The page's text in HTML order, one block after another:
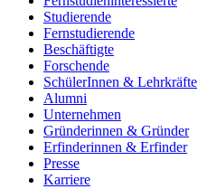
Studierende
Fernstudierende
Beschäftigte
Forschende
SchülerInnen & Lehrkräfte
Alumni
Unternehmen
Gründerinnen & Gründer
Erfinderinnen & Erfinder
Presse
Karriere